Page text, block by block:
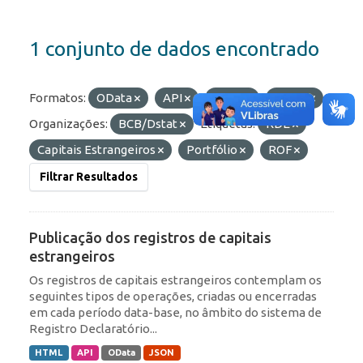
1 conjunto de dados encontrado
Formatos: OData API JSON
HTML
Organizações:
BCB/Dstat Etiquetas:
RDE
Capitais Estrangeiros
Portfólio ROF
Filtrar Resultados
Publicação dos registros de capitais
estrangeiros
Os registros de capitais estrangeiros contemplam os
seguintes tipos de operações, criadas ou encerradas
em cada período data-base, no âmbito do sistema de
Registro Declaratório...
HTML API OData JSON